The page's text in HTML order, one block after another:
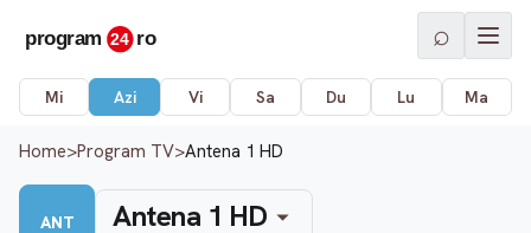
⌕
Mi Azi Vi Sa Du Lu Ma
Home>Program TV>Antena 1 HD
ANT Antena 1 HD